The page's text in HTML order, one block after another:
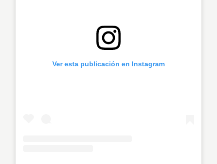
Ver esta publicación en Instagram